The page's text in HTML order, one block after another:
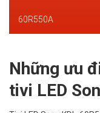
60R550A
Những ưu
tivi LED